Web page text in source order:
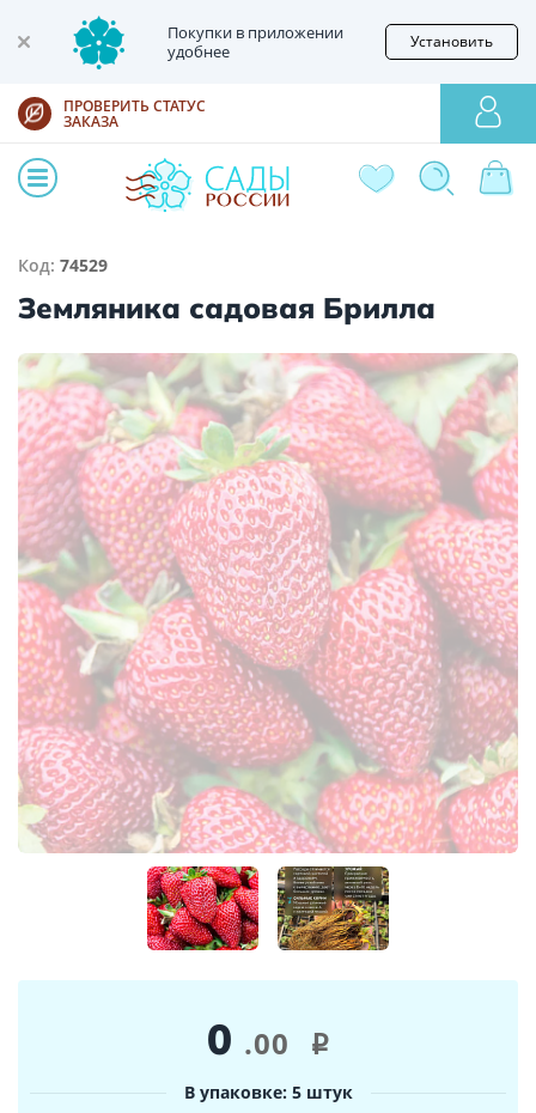
Покупки в приложении
удобнее
Установить
ПРОВЕРИТЬ СТАТУС
ЗАКАЗА
Код: 74529
Земляника садовая Брилла
0 .00 i
В упаковке: 5 штук